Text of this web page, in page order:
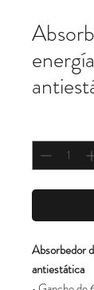
Absorbedor
antiestática